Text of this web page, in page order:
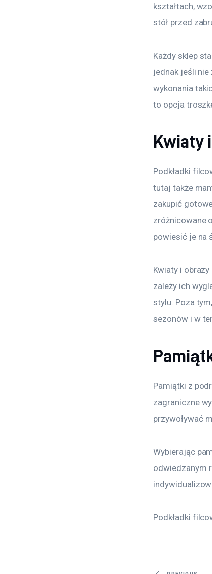
kształtach,
stół przed
Każdy sklep
jednak jeśli
wykonania
to opcja
Kwiaty
Podkładki
tutaj także
zakupić
zróżnicowane
powiesić je na
Kwiaty i
zależy ich
stylu. Poza
sezonów i w
Pamiątki z
zagraniczne
przywoływać
Wybierając
odwiedzanym
Podkładki